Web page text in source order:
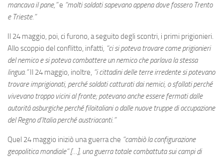
mancava il pane,”e “molti soldati sapevano appena dove fossero Trento
e Trieste.”
Il 24 maggio, poi, ci furono, a seguito degli scontri, i primi prigionieri.
Allo scoppio del conflitto, infatti, “ci si poteva trovare come prigionieri
del nemico e si poteva combattere un nemico che parlava la stessa
lingua.”Il 24 maggio, inoltre, “i cittadini delle terre irredente si potevano
trovare imprigionati, perché soldati catturati dai nemici, o sfollati perché
vivevano troppo vicini al fronte; potevano anche essere fermati dalle
autorità asburgiche perché filoitaliani o dalle nuove truppe di occupazione
del Regno d’Italia perché austriacanti.”
Quel 24 maggio iniziò una guerra che “cambiò la configurazione
geopolitica mondiale” […], una guerra totale combattuta sui campi di